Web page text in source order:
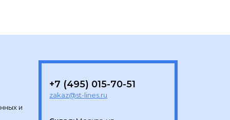
и
+7 (495) 015-70-51
zakaz@st-lines.ru